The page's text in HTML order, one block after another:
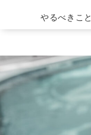
やるべきこと